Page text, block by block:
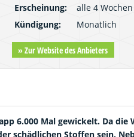
Erscheinung:
alle 4 Wochen
Kündigung:
Monatlich
» Zur Website des Anbieters
6.000 Mal gewickelt. Da
schädlichen Stoffen sein.